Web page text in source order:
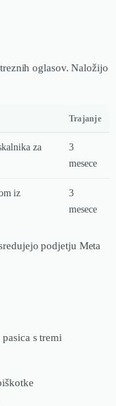
oglasov. Naložijo
Trajanje
za
3
mesece
iz
3
mesece
podjetju Meta
s tremi